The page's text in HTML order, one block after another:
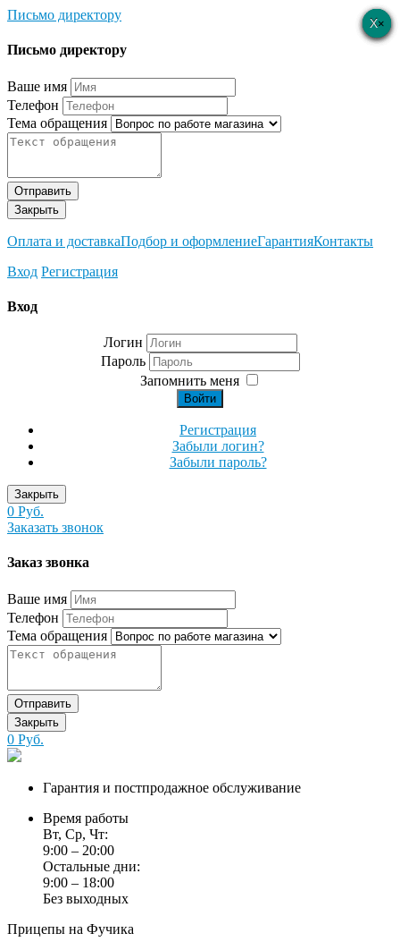
Письмо директору
×
Письмо директору
Ваше имя
Телефон
Тема обращения
Отправить
Закрыть
Оплата и доставкаПодбор и оформлениеГарантияКонтакты
Вход Регистрация
×
Вход
Логин
Пароль
Запомнить меня
Войти
Регистрация
Забыли логин?
Забыли пароль?
Закрыть
0 Руб.
Заказать звонок
×
Заказ звонка
Ваше имя
Телефон
Тема обращения
Отправить
Закрыть
0 Руб.
Гарантия и постпродажное обслуживание
Время работы
Вт, Ср, Чт:
9:00 – 20:00
Остальные дни:
9:00 – 18:00
Без выходных
Прицепы на Фучика
×
×